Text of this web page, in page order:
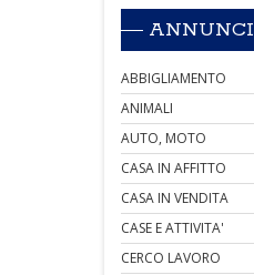
ABBIGLIAMENTO
ANIMALI
AUTO, MOTO
CASA IN AFFITTO
CASA IN VENDITA
CASE E ATTIVITA'
CERCO LAVORO